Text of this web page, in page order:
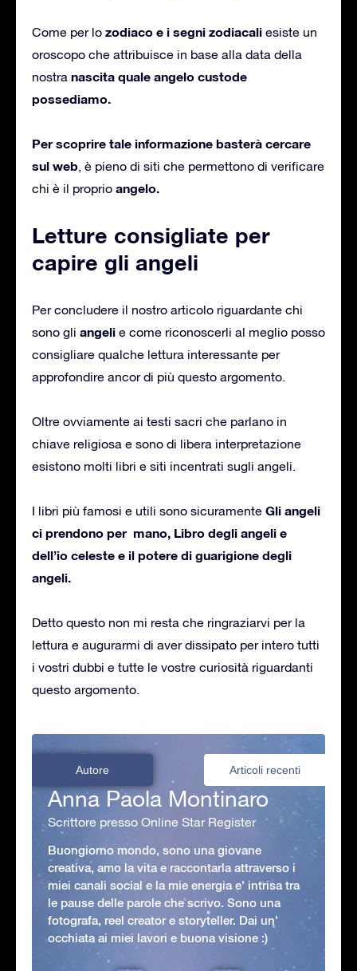
Come per lo zodiaco e i segni zodiacali esiste un
oroscopo che attribuisce in base alla data della
nostra nascita quale angelo custode
possediamo.
Per scoprire tale informazione basterà cercare
sul web, è pieno di siti che permettono di verificare
chi è il proprio angelo.
Letture consigliate per
capire gli angeli
Per concludere il nostro articolo riguardante chi
sono gli angeli e come riconoscerli al meglio posso
consigliare qualche lettura interessante per
approfondire ancor di più questo argomento.
Oltre ovviamente ai testi sacri che parlano in
chiave religiosa e sono di libera interpretazione
esistono molti libri e siti incentrati sugli angeli.
I libri più famosi e utili sono sicuramente Gli angeli
ci prendono per mano, Libro degli angeli e
dell’io celeste e il potere di guarigione degli
angeli.
Detto questo non mi resta che ringraziarvi per la
lettura e augurarmi di aver dissipato per intero tutti
i vostri dubbi e tutte le vostre curiosità riguardanti
questo argomento.
Autore Articoli recenti
Anna Paola Montinaro
Scrittore presso Online Star Register
Buongiorno mondo, sono una giovane
creativa, amo la vita e raccontarla attraverso i
miei canali social e la mie energia e' intrisa tra
le pause delle parole che scrivo. Sono una
fotografa, reel creator e storyteller. Dai un'
occhiata ai miei lavori e buona visione :)